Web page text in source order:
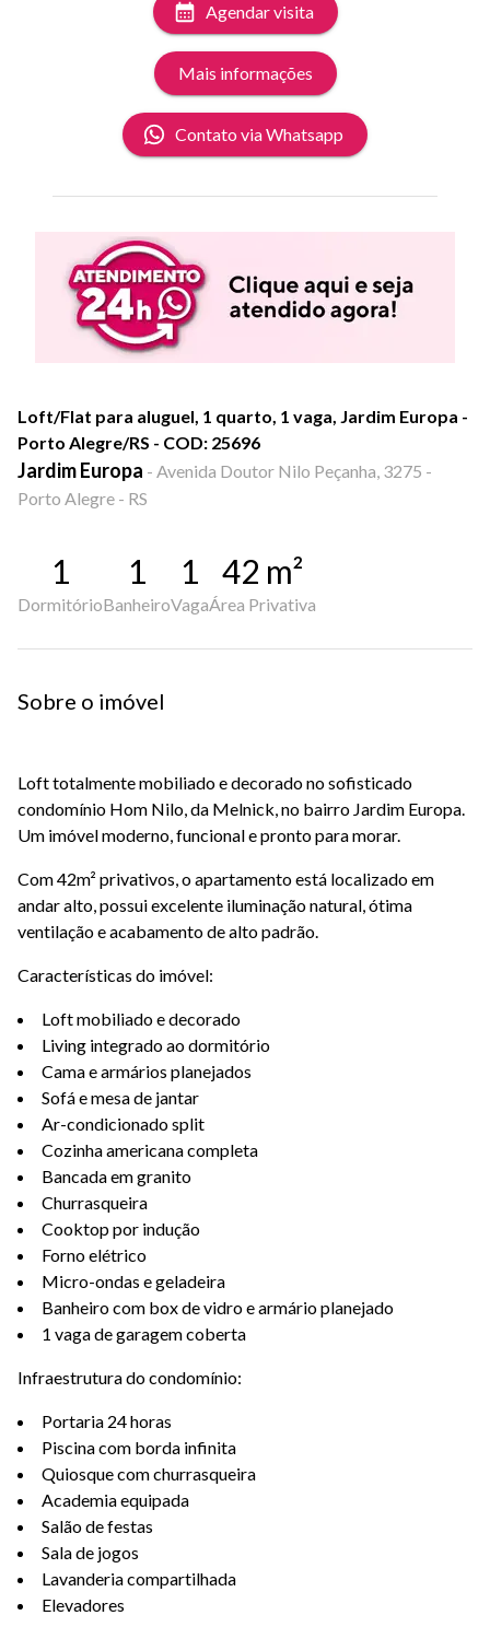
Agendar visita
Mais informações
Contato via Whatsapp
Loft/Flat para aluguel, 1 quarto, 1 vaga, Jardim Europa -
Porto Alegre/RS - COD: 25696
Jardim Europa - Avenida Doutor Nilo Peçanha, 3275 -
Porto Alegre - RS
1
Dormitório
1
Banheiro
1
Vaga
42 m²
Área Privativa
Sobre o imóvel
Loft totalmente mobiliado e decorado no sofisticado
condomínio Hom Nilo, da Melnick, no bairro Jardim Europa.
Um imóvel moderno, funcional e pronto para morar.
Com 42m² privativos, o apartamento está localizado em
andar alto, possui excelente iluminação natural, ótima
ventilação e acabamento de alto padrão.
Características do imóvel:
Loft mobiliado e decorado
Living integrado ao dormitório
Cama e armários planejados
Sofá e mesa de jantar
Ar-condicionado split
Cozinha americana completa
Bancada em granito
Churrasqueira
Cooktop por indução
Forno elétrico
Micro-ondas e geladeira
Banheiro com box de vidro e armário planejado
1 vaga de garagem coberta
Infraestrutura do condomínio:
Portaria 24 horas
Piscina com borda infinita
Quiosque com churrasqueira
Academia equipada
Salão de festas
Sala de jogos
Lavanderia compartilhada
Elevadores